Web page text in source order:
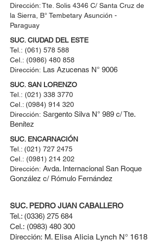
Dirección: Tte. Solis 4346 C/ Santa Cruz de
la Sierra, B° Tembetary Asunción -
Paraguay
SUC. CIUDAD DEL ESTE
Tel.: (061) 578 588
Cel.: (0986) 480 858
Dirección: Las Azucenas N° 9006
SUC. SAN LORENZO
Tel.: (021) 338 3770
Cel.: ​(0984) 914 320
Dirección: Sargento Silva N° 989 c/ Tte.
Benítez
SUC. ENCARNACIÓN
Tel.: (021) 727 2475
Cel.: (0981) 214 202
Dirección: Avda. Internacional San Roque
González c/ Rómulo Fernández
SUC. PEDRO JUAN CABALLERO
Tel.: (0336) 275 684
Cel.: (0983) 480 300
Dirección: M. Elisa Alicia Lynch N° 1618